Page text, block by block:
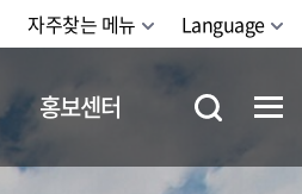
자주찾는 메뉴 Language
홍보센터